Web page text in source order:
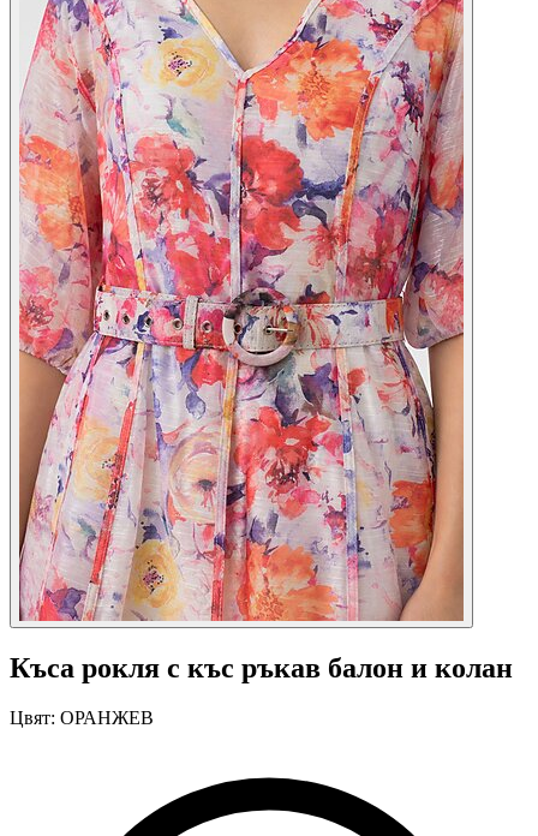
Къса рокля с къс ръкав балон и колан
Цвят: ОРАНЖЕВ